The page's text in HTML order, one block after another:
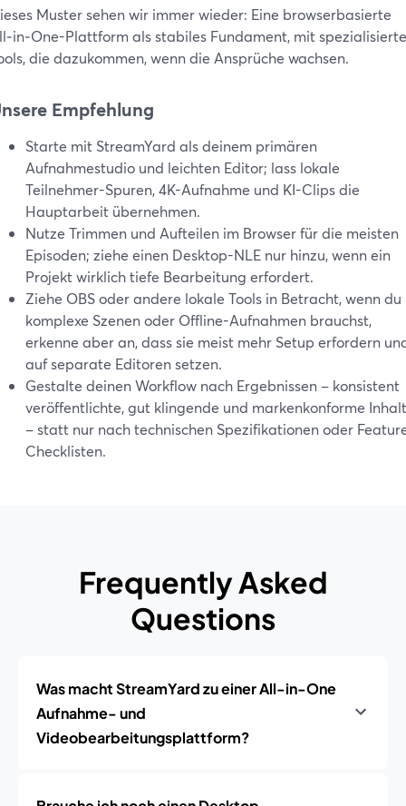
Muster sehen wir immer wieder: Eine browserbasierte
Plattform als stabiles Fundament, mit
die dazukommen, wenn die Ansprüche wachsen.
Empfehlung
Starte mit StreamYard als deinem primären
Aufnahmestudio und leichten Editor; lass lokale
Teilnehmer-Spuren, 4K-Aufnahme und KI-Clips die
Hauptarbeit übernehmen.
Nutze Trimmen und Aufteilen im Browser für die meisten
Episoden; ziehe einen Desktop-NLE nur hinzu, wenn ein
Projekt wirklich tiefe Bearbeitung erfordert.
Ziehe OBS oder andere lokale Tools in Betracht, wenn du
komplexe Szenen oder Offline-Aufnahmen brauchst,
erkenne aber an, dass sie meist mehr Setup erfordern
auf separate Editoren setzen.
Gestalte deinen Workflow nach Ergebnissen – konsistent
veröffentlichte, gut klingende und markenkonforme
– statt nur nach technischen Spezifikationen oder
Checklisten.
Frequently Asked
Questions
Was macht StreamYard zu einer All-in-One
Aufnahme- und
Videobearbeitungsplattform?